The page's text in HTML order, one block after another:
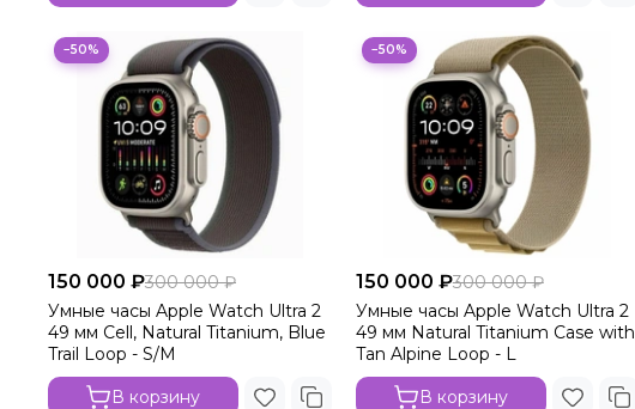
−50%
150 000 ₽300 000 ₽
Умные часы Apple Watch Ultra 2
49 мм Cell, Natural Titanium, Blue
Trail Loop - S/M
В корзину
−50%
150 000 ₽300 000 ₽
Умные часы Apple Watch Ultra 2
49 мм Natural Titanium Case with
Tan Alpine Loop - L
В корзину